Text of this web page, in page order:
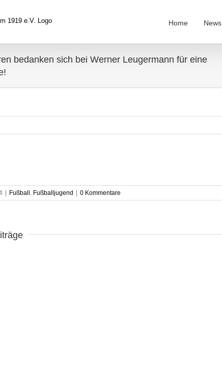
Home News
bedanken sich bei Werner Leugermann für eine
Fußball , Fußballjugend 0 Kommentare